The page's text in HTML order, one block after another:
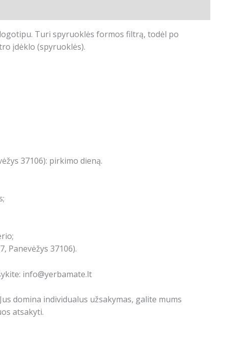
Turi spyruoklės formos filtrą, todėl po
įdėklo (spyruoklės).
37106): pirkimo dieną.
Panevėžys 37106).
info@yerbamate.lt
domina individualus užsakymas, galite mums
atsakyti.